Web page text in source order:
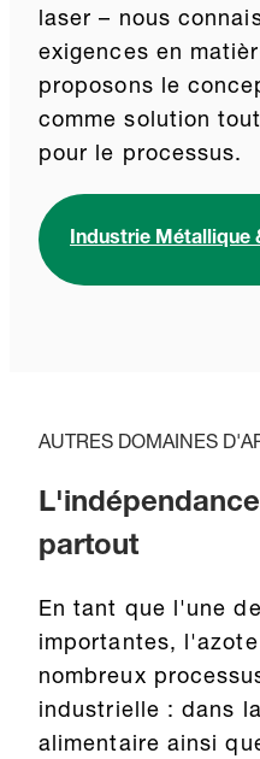
laser – nous
exigences en
proposons le
comme solution
pour le processus.
Industrie Métallique
AUTRES DOMAINES
partout
En tant que l'une
importantes,
nombreux
industrielle : dans
alimentaire ainsi